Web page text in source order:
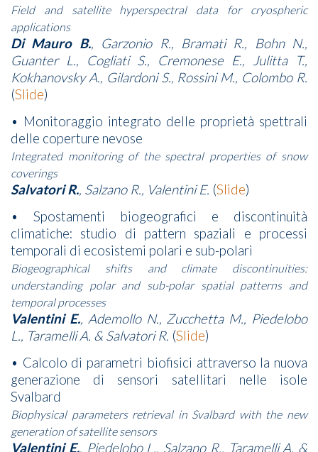
Field and satellite hyperspectral data for cryospheric
applications
Di Mauro B., Garzonio R., Bramati R., Bohn N.,
Guanter L., Cogliati S., Cremonese E., Julitta T.,
Kokhanovsky A., Gilardoni S., Rossini M., Colombo R.
(Slide)
• Monitoraggio integrato delle proprietà spettrali
delle coperture nevose
Integrated monitoring of the spectral properties of snow
coverings
Salvatori R., Salzano R., Valentini E. (Slide)
• Spostamenti biogeografici e discontinuità
climatiche: studio di pattern spaziali e processi
temporali di ecosistemi polari e sub-polari
Biogeographical shifts and climate discontinuities:
understanding polar and sub-polar spatial patterns and
temporal processes
Valentini E., Ademollo N., Zucchetta M., Piedelobo
L., Taramelli A. & Salvatori R. (Slide)
• Calcolo di parametri biofisici attraverso la nuova
generazione di sensori satellitari nelle isole
Svalbard
Biophysical parameters retrieval in Svalbard with the new
generation of satellite sensors
Valentini E., Piedelobo L., Salzano R., Taramelli A. &